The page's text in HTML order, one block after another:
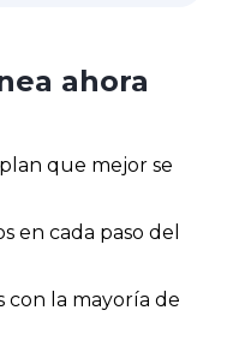
ahora
que mejor se
en cada paso del
con la mayoría de